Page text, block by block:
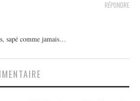
RÉPONDRE
sapé comme jamais…